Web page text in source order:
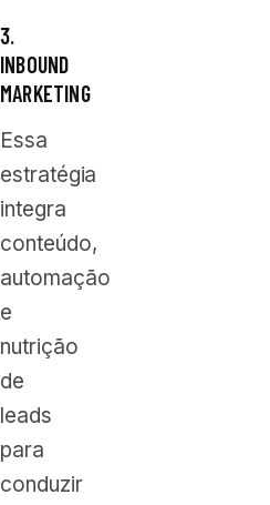
3.
INBOUND
MARKETING
Essa
estratégia
integra
conteúdo,
automação
e
nutrição
de
leads
para
conduzir